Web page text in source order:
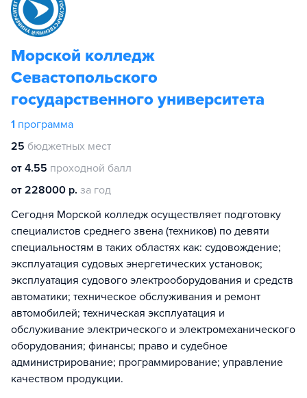
Морской колледж
Севастопольского
государственного университета
1 программа
25 бюджетных мест
от 4.55 проходной балл
от 228000 р. за год
Сегодня Морской колледж осуществляет подготовку
специалистов среднего звена (техников) по девяти
специальностям в таких областях как: судовождение;
эксплуатация судовых энергетических установок;
эксплуатация судового электрооборудования и средств
автоматики; техническое обслуживания и ремонт
автомобилей; техническая эксплуатация и
обслуживание электрического и электромеханического
оборудования; финансы; право и судебное
администрирование; программирование; управление
качеством продукции.